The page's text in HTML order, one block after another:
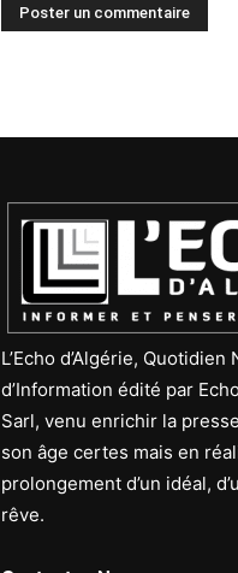
L’Echo d’Algérie, Quotidien
d’Information édité par
Sarl, venu enrichir la
son âge certes mais en
prolongement d’un idéal,
rêve.